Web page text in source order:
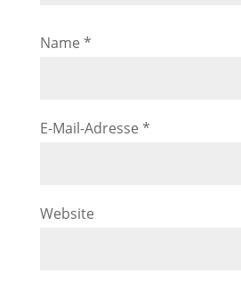
Name *
E-Mail-Adresse *
Website